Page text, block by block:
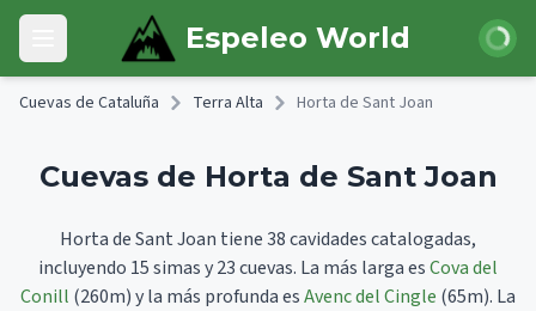
Skip to main content
Open main menu Espeleo World Iniciar
Cuevas de Cataluña Terra Alta Horta de Sant Joan
Cuevas de Horta de Sant Joan
Horta de Sant Joan tiene 38 cavidades catalogadas,
incluyendo 15 simas y 23 cuevas. La más larga esCova del
Conill (260m)y la más profunda esAvenc del Cingle (65m). La